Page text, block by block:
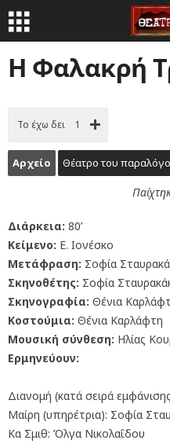
Η Φαλακρή
Το έχω δει 1
Αρχείο Θέατρο του
Διάρκεια: 80’
Κείμενο: Ε. Ιονέσκο
Μετάφραση: Σοφία
Σκηνοθέτης: Σοφία
Σκηνογραφία: Θένια
Κοστούμια: Θένια Καρλάφτη
Μουσική σύνθεση: Ηλίας
Ερμηνεύουν:
Διανομή (κατά σειρά
Μαίρη (υπηρέτρια): Σοφία
Κα Σμιθ: Όλγα Νικολαΐδου